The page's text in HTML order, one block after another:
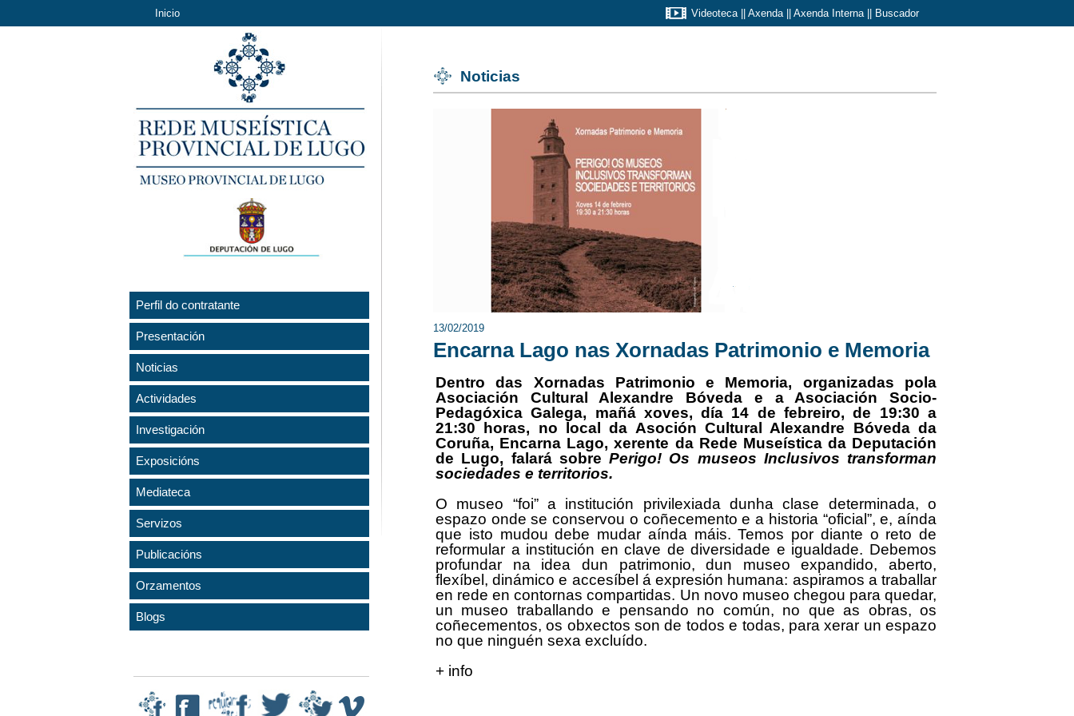
Inicio Videoteca|| Axenda|| Axenda Interna|| Buscador
Perfil do contratante
Presentación
Noticias
Actividades
Investigación
Exposicións
Mediateca
Servizos
Publicacións
Orzamentos
Blogs
Noticias
13/02/2019
Encarna Lago nas Xornadas Patrimonio e Memoria
Dentro das Xornadas Patrimonio e Memoria, organizadas pola
Asociación Cultural Alexandre Bóveda e a Asociación Socio-
Pedagóxica Galega, mañá xoves, día 14 de febreiro, de 19:30 a
21:30 horas, no local da Asoción Cultural Alexandre Bóveda da
Coruña, Encarna Lago, xerente da Rede Museística da Deputación
de Lugo, falará sobre Perigo! Os museos Inclusivos transforman
sociedades e territorios.
O museo “foi” a institución privilexiada dunha clase determinada, o
espazo onde se conservou o coñecemento e a historia “oficial”, e, aínda
que isto mudou debe mudar aínda máis. Temos por diante o reto de
reformular a institución en clave de diversidade e igualdade. Debemos
profundar na idea dun patrimonio, dun museo expandido, aberto,
flexíbel, dinámico e accesíbel á expresión humana: aspiramos a traballar
en rede en contornas compartidas. Un novo museo chegou para quedar,
un museo traballando e pensando no común, no que as obras, os
coñecementos, os obxectos son de todos e todas, para xerar un espazo
no que ninguén sexa excluído.
+ info